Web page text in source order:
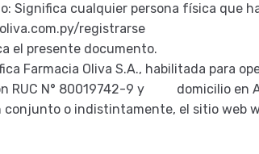
Significa cualquier persona física que
registrarse
el presente documento.
Farmacia Oliva S.A., habilitada para
RUC N° 80019742-9 y domicilio en
conjunto o indistintamente, el sitio web